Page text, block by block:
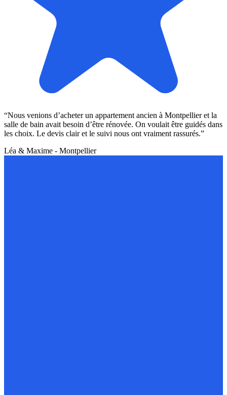
“Nous venions d’acheter un appartement ancien à Montpellier et la
salle de bain avait besoin d’être rénovée. On voulait être guidés dans
les choix. Le devis clair et le suivi nous ont vraiment rassurés.”
Léa & Maxime - Montpellier